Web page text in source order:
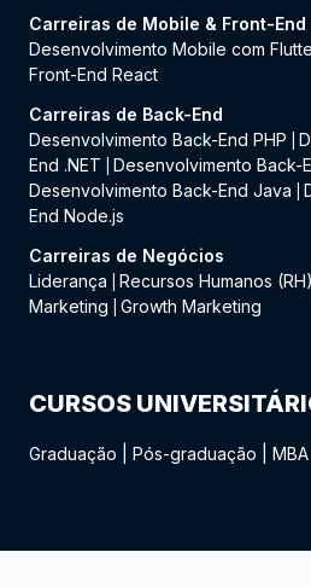
Carreiras de Mobile & Front-End
Desenvolvimento Mobile com
Front-End React
Carreiras de Back-End
Desenvolvimento Back-End PHP
End .NET
Desenvolvimento Back-
Desenvolvimento Back-End Java
End Node.js
Carreiras de Negócios
Liderança
Recursos Humanos (RH)
Marketing
Growth Marketing
CURSOS
Graduação Pós-graduação MBA